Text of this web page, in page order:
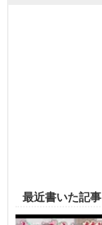
最近書いた記事